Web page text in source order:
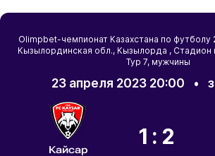
Olimpbet-чемпионат Казахстана по
Кызылординская обл., Кызылорда ,
Тур 7, мужчины
23 апреля 2023 20:00 •
Кайсар
1:2